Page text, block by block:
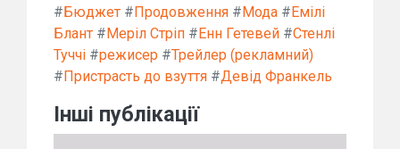
#Бюджет #Продовження #Мода #Емілі
Блант #Меріл Стріп #Енн Гетевей #Стенлі
Туччі #режисер #Трейлер (рекламний)
#Пристрасть до взуття #Девід Франкель
Інші публікації